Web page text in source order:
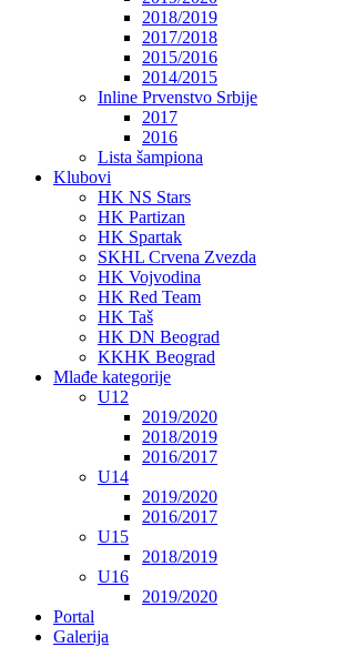
2018/2019
2017/2018
2015/2016
2014/2015
Inline Prvenstvo Srbije
2017
2016
Lista šampiona
Klubovi
HK NS Stars
HK Partizan
HK Spartak
SKHL Crvena Zvezda
HK Vojvodina
HK Red Team
HK Taš
HK DN Beograd
KKHK Beograd
Mlađe kategorije
U12
2019/2020
2018/2019
2016/2017
U14
2019/2020
2016/2017
U15
2018/2019
U16
2019/2020
Portal
Galerija